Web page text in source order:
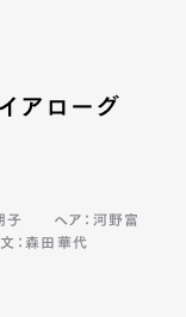
アローグ
子
ヘア：河野富
：森田華代